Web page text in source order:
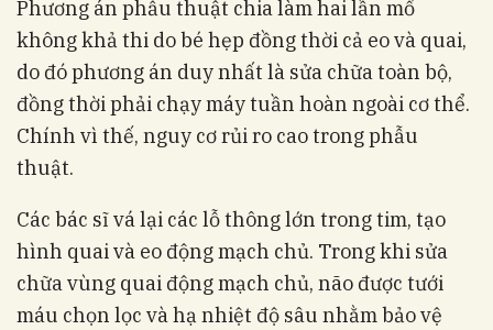
Phương án phẫu thuật chia làm hai lần mổ
không khả thi do bé hẹp đồng thời cả eo và quai,
do đó phương án duy nhất là sửa chữa toàn bộ,
đồng thời phải chạy máy tuần hoàn ngoài cơ thể.
Chính vì thế, nguy cơ rủi ro cao trong phẫu
thuật.
Các bác sĩ vá lại các lỗ thông lớn trong tim, tạo
hình quai và eo động mạch chủ. Trong khi sửa
chữa vùng quai động mạch chủ, não được tưới
máu chọn lọc và hạ nhiệt độ sâu nhằm bảo vệ